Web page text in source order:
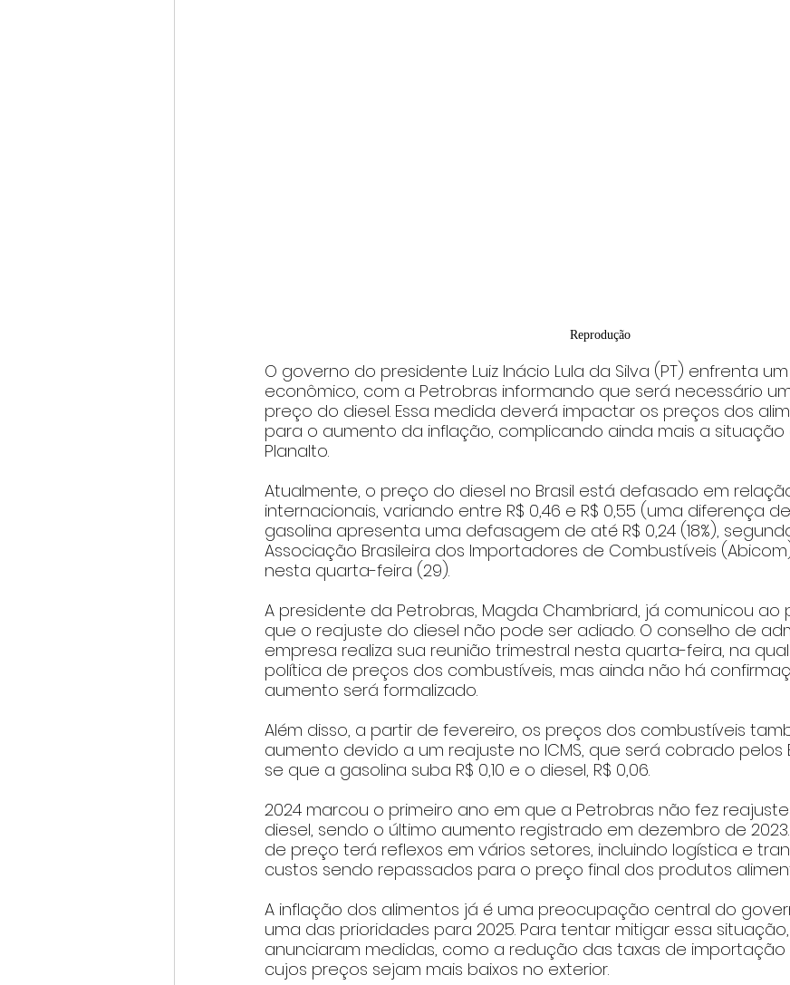
Reprodução
O governo do presidente Luiz Inácio Lula da Silva (PT) enfrenta
econômico, com a Petrobras informando que será necessário
preço do diesel. Essa medida deverá impactar os preços dos
para o aumento da inflação, complicando ainda mais a
Planalto.
Atualmente, o preço do diesel no Brasil está defasado em
internacionais, variando entre R$ 0,46 e R$ 0,55 (uma diferença de
gasolina apresenta uma defasagem de até R$ 0,24 (18%),
Associação Brasileira dos Importadores de Combustíveis
nesta quarta-feira (29).
A presidente da Petrobras, Magda Chambriard, já comunicou ao
que o reajuste do diesel não pode ser adiado. O conselho de
empresa realiza sua reunião trimestral nesta quarta-feira, na
política de preços dos combustíveis, mas ainda não há
aumento será formalizado.
Além disso, a partir de fevereiro, os preços dos combustíveis
aumento devido a um reajuste no ICMS, que será cobrado pelos
se que a gasolina suba R$ 0,10 e o diesel, R$ 0,06.
2024 marcou o primeiro ano em que a Petrobras não fez
diesel, sendo o último aumento registrado em dezembro de
de preço terá reflexos em vários setores, incluindo logística e
custos sendo repassados para o preço final dos produtos
A inflação dos alimentos já é uma preocupação central do
uma das prioridades para 2025. Para tentar mitigar essa
anunciaram medidas, como a redução das taxas de importação
cujos preços sejam mais baixos no exterior.